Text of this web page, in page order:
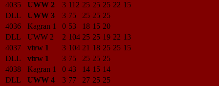
4035
UWW 2 3 112 25 25 25 22 15
DLL
UWW 3 3 75 25 25 25
4036
Kagran 1 0 53 18 15 20
DLL
UWW 2 2 104 25 25 19 22 13
4037
vtrw 1 3 104 21 18 25 25 15
DLL
vtrw 1 3 75 25 25 25
4038
Kagran 1 0 43 14 15 14
DLL
UWW 4 3 77 27 25 25